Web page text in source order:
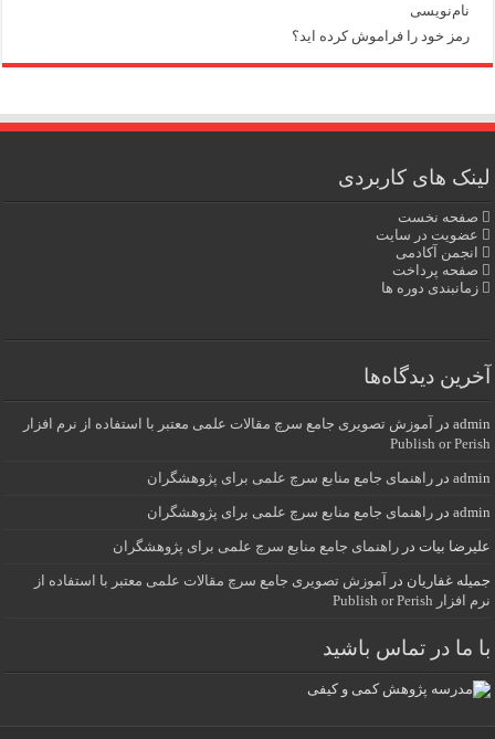
نام‌نویسی
رمز خود را فراموش کرده اید؟
لینک های کاربردی
صفحه نخست
عضویت در سایت
انجمن آکادمی
صفحه پرداخت
زمانبندی دوره ها
آخرین دیدگاه‌ها
admin در
آموزش تصویری جامع سرچ مقالات علمی معتبر با استفاده از نرم افزار
Publish or Perish
admin درراهنمای جامع منابع سرچ علمی برای پژوهشگران
admin درراهنمای جامع منابع سرچ علمی برای پژوهشگران
علیرضا بیات درراهنمای جامع منابع سرچ علمی برای پژوهشگران
جمیله غفاریان در
آموزش تصویری جامع سرچ مقالات علمی معتبر با استفاده از
نرم افزار Publish or Perish
با ما در تماس باشید